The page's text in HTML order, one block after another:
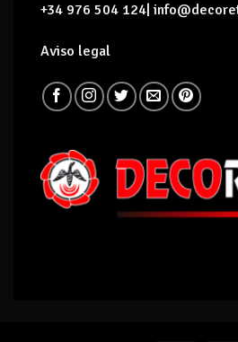
+34 976 504 124|
Aviso legal